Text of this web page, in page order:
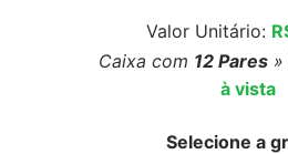
Valor Unitário:
Caixa com 12 Pares »
à vista
Selecione a